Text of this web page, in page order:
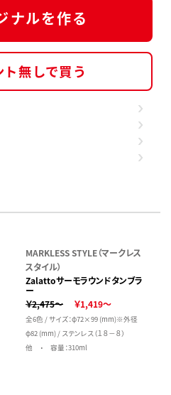
ナルを作る
ト無しで買う
MARKLESS STYLE（マークレス
スタイル）
Zalattoサーモラウンドタンブラ
ー
￥2,475～
￥1,419～
全6色 / サイズ：φ72×99 (mm)※外径
φ82 (mm) / ステンレス（１８－８）
他 ・ 容量：310ml